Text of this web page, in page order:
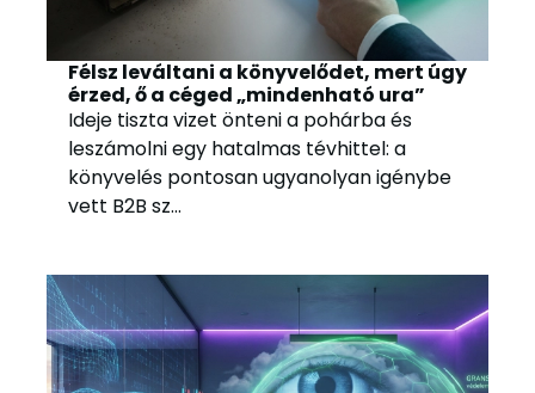
Félsz leváltani a könyvelődet, mert úgy
érzed, ő a céged „mindenható ura”
Ideje tiszta vizet önteni a pohárba és
leszámolni egy hatalmas tévhittel: a
könyvelés pontosan ugyanolyan igénybe
vett B2B sz...